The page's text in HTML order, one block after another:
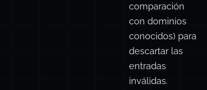
secundarias (p.
ej., resolución
DNS,
comparación
con dominios
conocidos) para